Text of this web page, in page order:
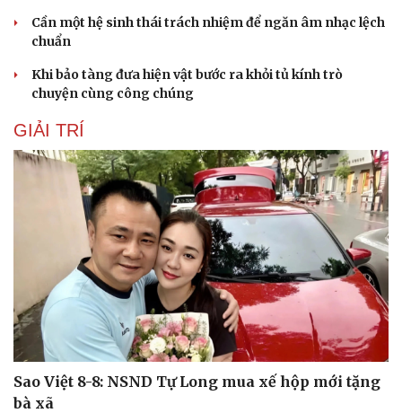
check-in
Cửa sổ tình yêu
Cần một hệ sinh thái trách nhiệm để ngăn âm nhạc lệch
chuẩn
Khi bảo tàng đưa hiện vật bước ra khỏi tủ kính trò
chuyện cùng công chúng
GIẢI TRÍ
Sao Việt 8-8: NSND Tự Long mua xế hộp mới tặng
bà xã